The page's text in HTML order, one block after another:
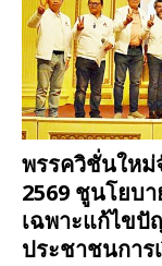
พรรควิชั่นให
2569 ชูนโยบ
เฉพาะแก้ไข
ประชาชนการ